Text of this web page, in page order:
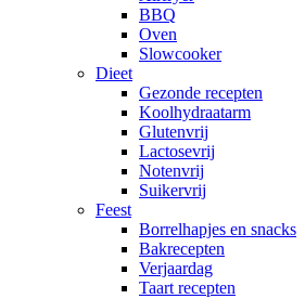
BBQ
Oven
Slowcooker
Dieet
Gezonde recepten
Koolhydraatarm
Glutenvrij
Lactosevrij
Notenvrij
Suikervrij
Feest
Borrelhapjes en snacks
Bakrecepten
Verjaardag
Taart recepten